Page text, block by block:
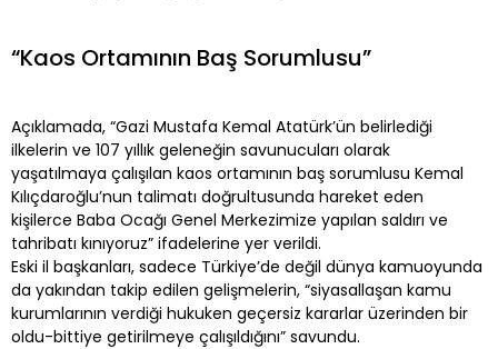
“Kaos Ortamının Baş Sorumlusu”
Açıklamada, “Gazi Mustafa Kemal Atatürk’ün belirlediği
ilkelerin ve 107 yıllık geleneğin savunucuları olarak
yaşatılmaya çalışılan kaos ortamının baş sorumlusu Kemal
Kılıçdaroğlu’nun talimatı doğrultusunda hareket eden
kişilerce Baba Ocağı Genel Merkezimize yapılan saldırı ve
tahribatı kınıyoruz” ifadelerine yer verildi.
Eski il başkanları, sadece Türkiye’de değil dünya kamuoyunda
da yakından takip edilen gelişmelerin, “siyasallaşan kamu
kurumlarının verdiği hukuken geçersiz kararlar üzerinden bir
oldu-bittiye getirilmeye çalışıldığını” savundu.